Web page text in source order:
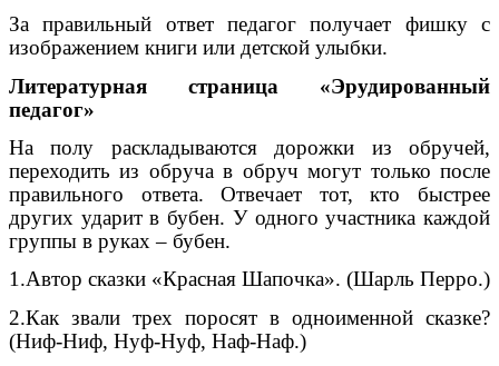
За правильный ответ педагог получает фишку с
изображением книги или детской улыбки.
Литературная страница «Эрудированный
педагог»
На полу раскладываются дорожки из обручей,
переходить из обруча в обруч могут только после
правильного ответа. Отвечает тот, кто быстрее
других ударит в бубен. У одного участника каждой
группы в руках – бубен.
1.Автор сказки «Красная Шапочка». (Шарль Перро.)
2.Как звали трех поросят в одноименной сказке?
(Ниф-Ниф, Нуф-Нуф, Наф-Наф.)